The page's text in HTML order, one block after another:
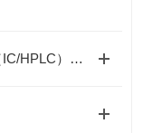
何为阳离子保护柱？解析其在液相色谱（IC/HPLC）中的不可替代作用